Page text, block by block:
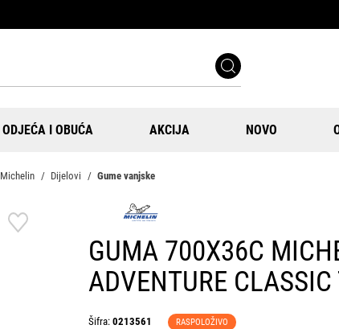
ODJEĆA I OBUĆA AKCIJA NOVO
Michelin Dijelovi Gume vanjske
GUMA 700X36C
ADVENTURE CLASSIC
Šifra: 0213561 RASPOLOŽIVO